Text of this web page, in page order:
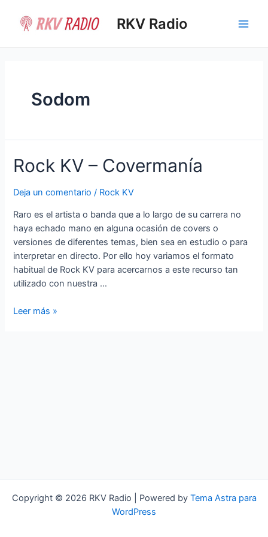
contenido
RKV Radio
Sodom
Rock KV – Covermanía
Deja un comentario / Rock KV
Raro es el artista o banda que a lo largo de su carrera no
haya echado mano en alguna ocasión de covers o
versiones de diferentes temas, bien sea en estudio o para
interpretar en directo. Por ello hoy variamos el formato
habitual de Rock KV para acercarnos a este recurso tan
utilizado con nuestra …
Rock
Leer más »
Copyright © 2026 RKV Radio | Powered by Tema Astra para
WordPress